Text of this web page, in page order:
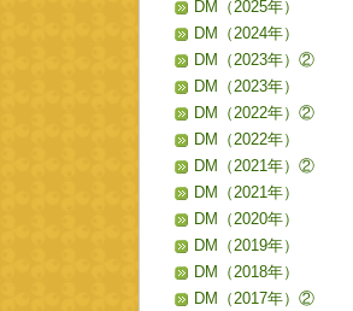
DM（2025年）
DM（2024年）
DM（2023年）②
DM（2023年）
DM（2022年）②
DM（2022年）
DM（2021年）②
DM（2021年）
DM（2020年）
DM（2019年）
DM（2018年）
DM（2017年）②